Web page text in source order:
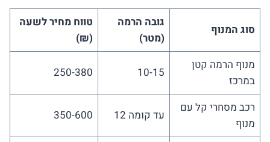
סוג המנוף
גובה הרמה
(מטר)
טווח מחיר לשעה
(₪)
מנוף הרמה קטן
במרכז
10-15
250-380
רכב מסחרי קל עם
מנוף
עד קומה 12 350-600